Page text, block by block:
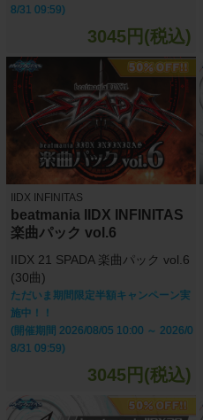
8/31 09:59)
3045円(税込)
IIDX INFINITAS
beatmania IIDX INFINITAS
楽曲パック vol.6
IIDX 21 SPADA 楽曲パック vol.6
(30曲)
ただいま期間限定半額キャンペーン実
施中！！
(開催期間 2026/08/05 10:00 ～ 2026/0
8/31 09:59)
3045円(税込)